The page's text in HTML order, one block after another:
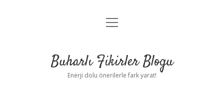
Anasayfa
Yasal Uyarı
menüyü
Buharlı Fikirler Blogu
Enerji dolu önerilerle fark yarat!